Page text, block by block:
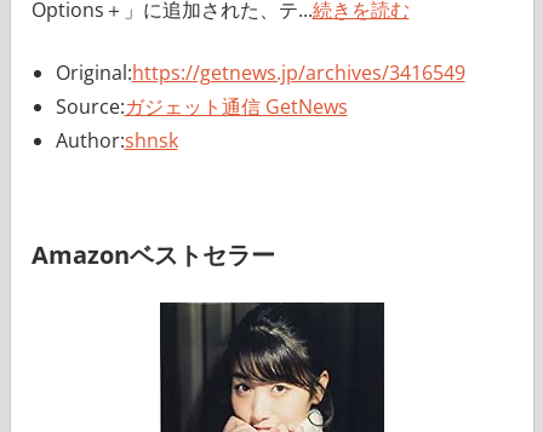
Options＋」に追加された、テ...続きを読む
Original:https://getnews.jp/archives/3416549
Source:ガジェット通信 GetNews
Author:shnsk
Amazonベストセラー